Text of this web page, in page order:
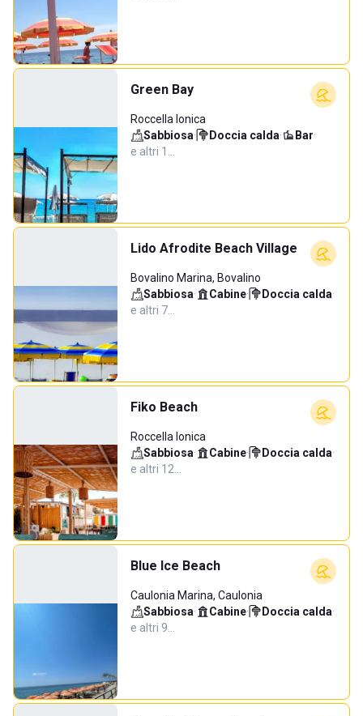
Green Bay
Roccella Ionica
Sabbiosa· Doccia calda· Bar·
e altri 1…
Lido Afrodite Beach Village
Bovalino Marina, Bovalino
Sabbiosa· Cabine· Doccia calda·
e altri 7…
Fiko Beach
Roccella Ionica
Sabbiosa· Cabine· Doccia calda·
e altri 12…
Blue Ice Beach
Caulonia Marina, Caulonia
Sabbiosa· Cabine· Doccia calda·
e altri 9…